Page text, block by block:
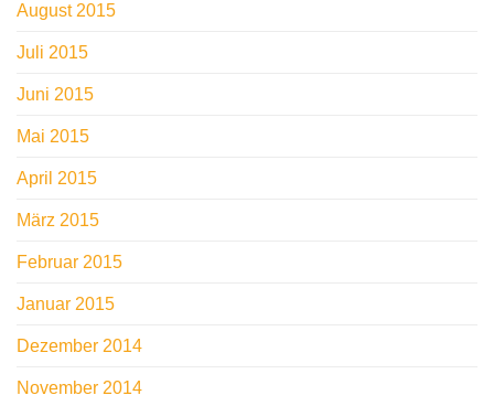
August 2015
Juli 2015
Juni 2015
Mai 2015
April 2015
März 2015
Februar 2015
Januar 2015
Dezember 2014
November 2014